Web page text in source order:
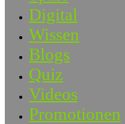
Digital
Wissen
Blogs
Quiz
Videos
Promotionen